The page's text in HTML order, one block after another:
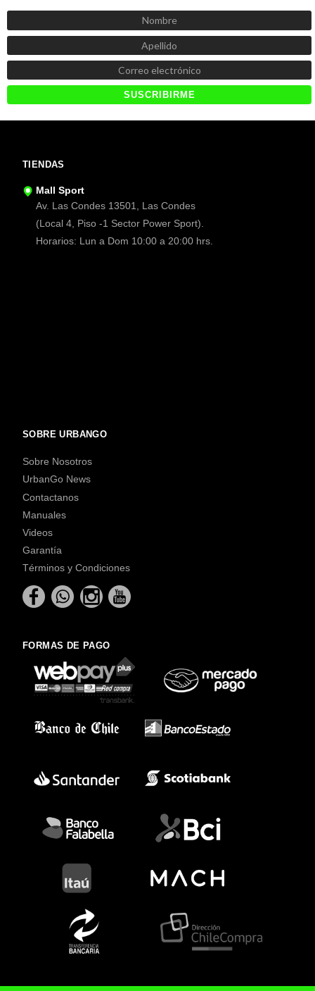
TIENDAS
Mall Sport
Av. Las Condes 13501, Las Condes
(Local 4, Piso -1 Sector Power Sport).
Horarios: Lun a Dom 10:00 a 20:00 hrs.
SOBRE URBANGO
Sobre Nosotros
UrbanGo News
Contactanos
Manuales
Videos
Garantía
Términos y Condiciones
FORMAS DE PAGO